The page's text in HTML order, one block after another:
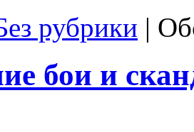
рубрики |
бои и